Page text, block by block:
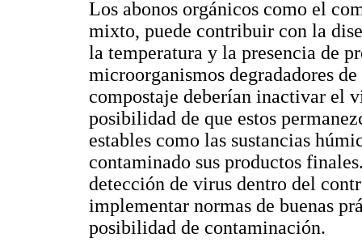
Los abonos orgánicos como el
mixto, puede contribuir con la
la temperatura y la presencia de
microorganismos degradadores
compostaje deberían inactivar el
posibilidad de que estos
estables como las sustancias
contaminado sus productos
detección de virus dentro del
implementar normas de buenas
posibilidad de contaminación.